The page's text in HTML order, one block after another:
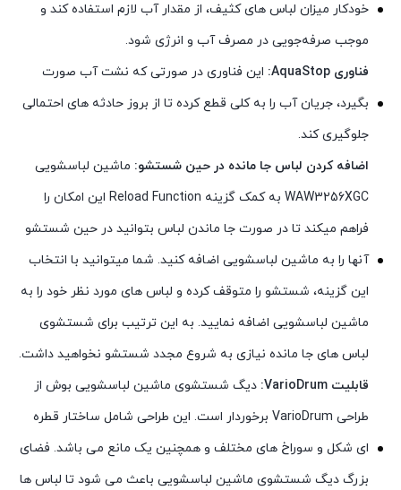
خودکار میزان لباس های کثیف، از مقدار آب لازم استفاده کند و
موجب صرفه‌جویی در مصرف آب و انرژی شود.
فناوری AquaStop:
این فناوری در صورتی که نشت آب صورت
بگیرد، جریان آب را به کلی قطع کرده تا از بروز حادثه های احتمالی
جلوگیری کند.
اضافه کردن لباس جا مانده در حین شستشو: ماشین لباسشویی
WAW3256XGC به کمک گزینه Reload Function این امکان را
فراهم میکند تا در صورت جا ماندن لباس بتوانید در حین شستشو
آنها را به ماشین لباسشویی اضافه کنید. شما میتوانید با انتخاب
این گزینه، شستشو را متوقف کرده و لباس های مورد نظر خود را به
ماشین لباسشویی اضافه نمایید. به این ترتیب برای شستشوی
لباس های جا مانده نیازی به شروع مجدد شستشو نخواهید داشت.
قابلیت VarioDrum:
دیگ شستشوی ماشین لباسشویی بوش از
طراحی VarioDrum برخوردار است. این طراحی شامل ساختار قطره
ای شکل و سوراخ های مختلف و همچنین یک مانع می باشد. فضای
بزرگ دیگ شستشوی ماشین لباسشویی باعث می شود تا لباس ها